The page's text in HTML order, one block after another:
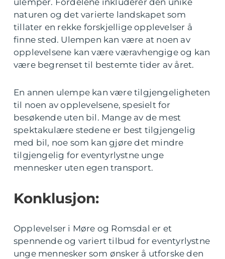
ulemper. Fordelene inkluderer den unike
naturen og det varierte landskapet som
tillater en rekke forskjellige opplevelser å
finne sted. Ulempen kan være at noen av
opplevelsene kan være væravhengige og kan
være begrenset til bestemte tider av året.
En annen ulempe kan være tilgjengeligheten
til noen av opplevelsene, spesielt for
besøkende uten bil. Mange av de mest
spektakulære stedene er best tilgjengelig
med bil, noe som kan gjøre det mindre
tilgjengelig for eventyrlystne unge
mennesker uten egen transport.
Konklusjon:
Opplevelser i Møre og Romsdal er et
spennende og variert tilbud for eventyrlystne
unge mennesker som ønsker å utforske den